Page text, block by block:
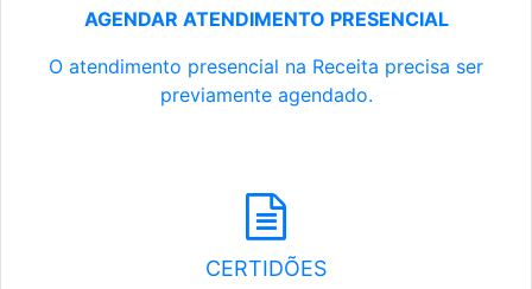
AGENDAR ATENDIMENTO PRESENCIAL
O atendimento presencial na Receita precisa ser
previamente agendado.
CERTIDÕES